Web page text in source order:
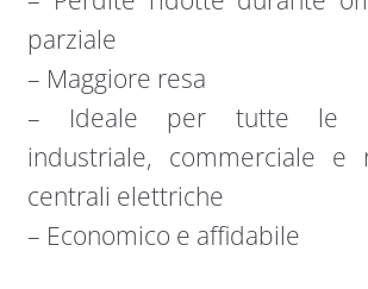
parziale
– Maggiore resa
– Ideale per tutte le
industriale, commerciale e
centrali elettriche
– Economico e affidabile